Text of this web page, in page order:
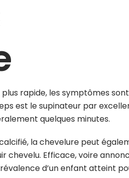
rapide, les symptômes
est le supinateur par
quelques minutes.
la chevelure peut
chevelu. Efficace, voire
d’un enfant atteint